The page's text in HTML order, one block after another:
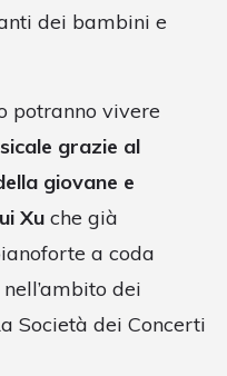
dei bambini e
potranno vivere
grazie al
giovane e
Xu che già
a coda
dei
Società dei Concerti